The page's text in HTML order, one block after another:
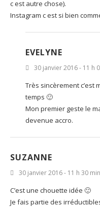
c est autre chose).
Instagram c est si bien
EVELYNE
30 janvier 2016 - 11 h
Très sincèrement c’est
temps 🙂
Mon premier geste le
devenue accro.
SUZANNE
30 janvier 2016 - 11 h 30 min
C’est une chouette idée 🙂
Je fais partie des